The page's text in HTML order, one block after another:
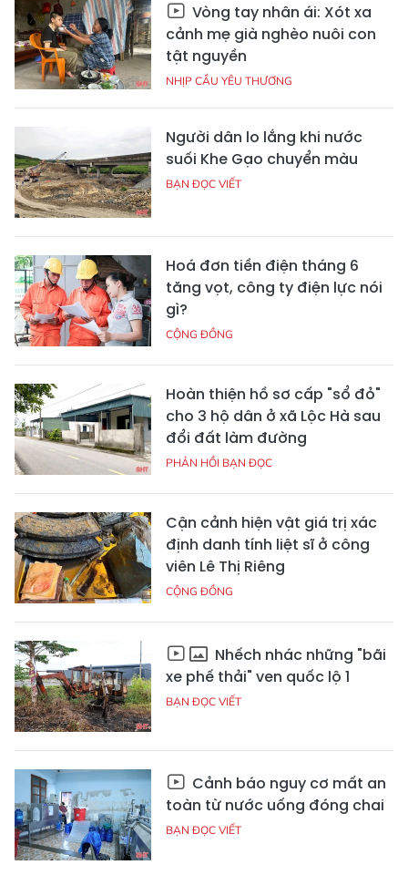
Vòng tay nhân ái: Xót xa
cảnh mẹ già nghèo nuôi con
tật nguyền
NHỊP CẦU YÊU THƯƠNG
Người dân lo lắng khi nước
suối Khe Gạo chuyển màu
BẠN ĐỌC VIẾT
Hoá đơn tiền điện tháng 6
tăng vọt, công ty điện lực nói
gì?
CỘNG ĐỒNG
Hoàn thiện hồ sơ cấp "sổ đỏ"
cho 3 hộ dân ở xã Lộc Hà sau
đổi đất làm đường
PHẢN HỒI BẠN ĐỌC
Cận cảnh hiện vật giá trị xác
định danh tính liệt sĩ ở công
viên Lê Thị Riêng
CỘNG ĐỒNG
Nhếch nhác những "bãi
xe phế thải" ven quốc lộ 1
BẠN ĐỌC VIẾT
Cảnh báo nguy cơ mất an
toàn từ nước uống đóng chai
BẠN ĐỌC VIẾT